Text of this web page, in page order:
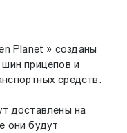
Planet » созданы
прицепов и
средств.
доставлены на
они будут